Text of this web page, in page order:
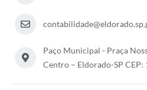
Paço Municipal - Praça
Centro – Eldorado-SP